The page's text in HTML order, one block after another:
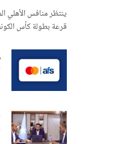
ينتظر منافس الأهلي
قرعة بطولة كأس